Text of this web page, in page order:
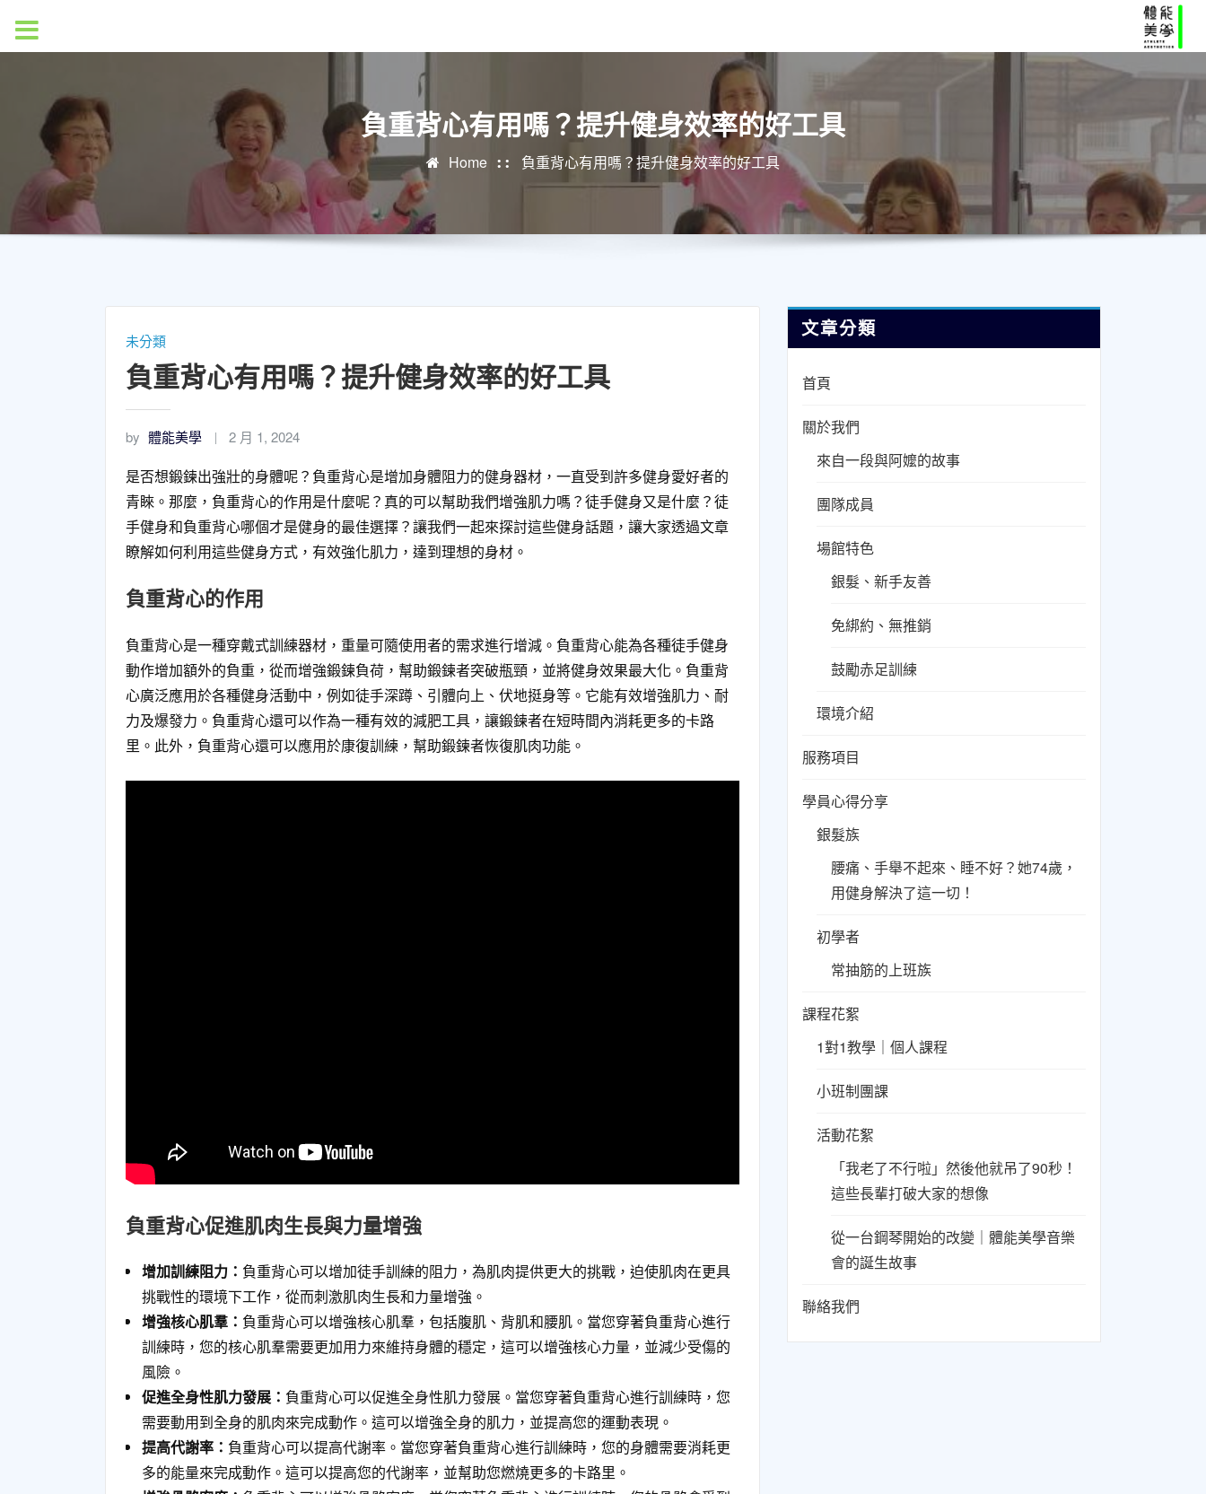
負重背心有用嗎？提升健身效率的好工具
Home 負重背心有用嗎？提升健身效率的好工具
未分類
負重背心有用嗎？提升健身效率的好工具
by 體能美學 2 月 1, 2024
是否想鍛鍊出強壯的身體呢？負重背心是增加身體阻力的健身器材，一直受到許多健身愛好者的
青睞。那麼，負重背心的作用是什麼呢？真的可以幫助我們增強肌力嗎？徒手健身又是什麼？徒
手健身和負重背心哪個才是健身的最佳選擇？讓我們一起來探討這些健身話題，讓大家透過文章
瞭解如何利用這些健身方式，有效強化肌力，達到理想的身材。
負重背心的作用
負重背心是一種穿戴式訓練器材，重量可隨使用者的需求進行增減。負重背心能為各種徒手健身
動作增加額外的負重，從而增強鍛鍊負荷，幫助鍛鍊者突破瓶頸，並將健身效果最大化。負重背
心廣泛應用於各種健身活動中，例如徒手深蹲、引體向上、伏地挺身等。它能有效增強肌力、耐
力及爆發力。負重背心還可以作為一種有效的減肥工具，讓鍛鍊者在短時間內消耗更多的卡路
里。此外，負重背心還可以應用於康復訓練，幫助鍛鍊者恢復肌肉功能。
負重背心促進肌肉生長與力量增強
增加訓練阻力： 負重背心可以增加徒手訓練的阻力，為肌肉提供更大的挑戰，迫使肌肉在更具
挑戰性的環境下工作，從而刺激肌肉生長和力量增強。
增強核心肌羣： 負重背心可以增強核心肌羣，包括腹肌、背肌和腰肌。當您穿著負重背心進行
訓練時，您的核心肌羣需要更加用力來維持身體的穩定，這可以增強核心力量，並減少受傷的
風險。
促進全身性肌力發展： 負重背心可以促進全身性肌力發展。當您穿著負重背心進行訓練時，您
需要動用到全身的肌肉來完成動作。這可以增強全身的肌力，並提高您的運動表現。
提高代謝率： 負重背心可以提高代謝率。當您穿著負重背心進行訓練時，您的身體需要消耗更
多的能量來完成動作。這可以提高您的代謝率，並幫助您燃燒更多的卡路里。
文章分類
首頁
關於我們
來自一段與阿嬤的故事
團隊成員
場館特色
銀髮、新手友善
免綁約、無推銷
鼓勵赤足訓練
環境介紹
服務項目
學員心得分享
銀髮族
腰痛、手舉不起來、睡不好？她74歲，
用健身解決了這一切！
初學者
常抽筋的上班族
課程花絮
1對1教學｜個人課程
小班制團課
活動花絮
「我老了不行啦」然後他就吊了90秒！
這些長輩打破大家的想像
從一台鋼琴開始的改變｜體能美學音樂
會的誕生故事
聯絡我們